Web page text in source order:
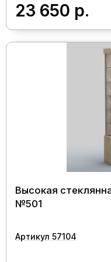
23 650 р.
Высокая
№501
Артикул 57104